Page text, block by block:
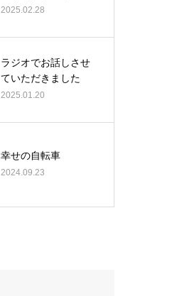
2025.02.28
ラジオでお話しさせ
ていただきました
2025.01.20
幸せの自転車
2024.09.23